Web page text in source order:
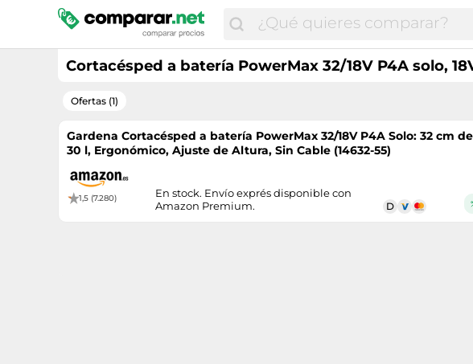
Cortacésped a batería PowerMax 32/18V P4A solo,
Ofertas (1)
Gardena Cortacésped a batería PowerMax 32/18V P4A Solo: 32 cm
30 l, Ergonómico, Ajuste de Altura, Sin Cable (14632-55)
1,5 (7.280)
En stock. Envío exprés disponible con
Amazon Premium.